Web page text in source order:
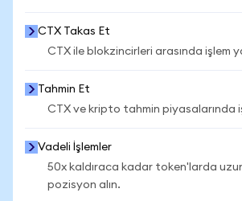
CTX Takas Et
CTX ile blokzincirleri arasında işlem
Tahmin Et
CTX ve kripto tahmin piyasalarında
Vadeli İşlemler
50x kaldıraca kadar token'larda
pozisyon alın.